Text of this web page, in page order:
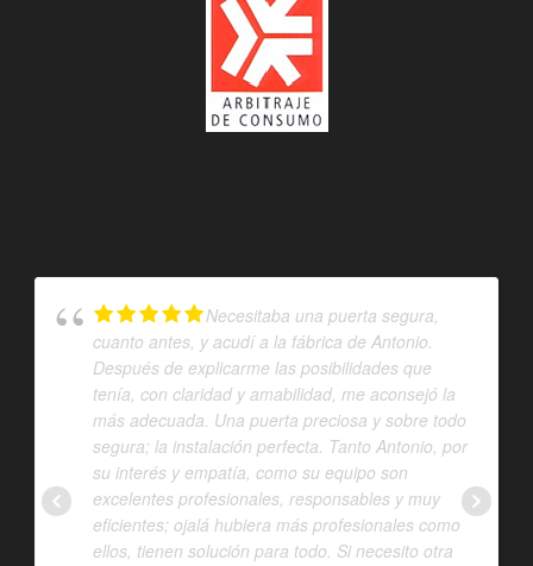
Necesitaba una puerta segura,
cuanto antes, y acudí a la fábrica de Antonio.
Después de explicarme las posibilidades que
tenía, con claridad y amabilidad, me aconsejó la
más adecuada. Una puerta preciosa y sobre todo
segura; la instalación perfecta. Tanto Antonio, por
su interés y empatía, como su equipo son
excelentes profesionales, responsables y muy
eficientes; ojalá hubiera más profesionales como
ellos, tienen solución para todo. Si necesito otra